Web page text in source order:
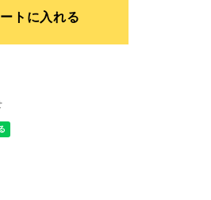
トに入れる